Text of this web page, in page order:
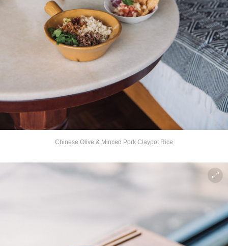
Chinese Olive & Minced Pork Claypot Rice